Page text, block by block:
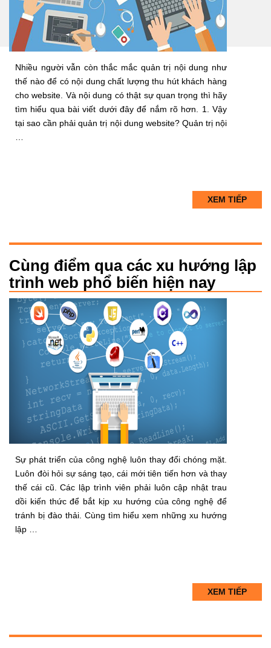
Nhiều người vẫn còn thắc mắc quản trị nội dung như
thế nào để có nội dung chất lượng thu hút khách hàng
cho website. Và nội dung có thật sự quan trọng thì hãy
tìm hiểu qua bài viết dưới đây để nắm rõ hơn. 1. Vậy
tại sao cần phải quản trị nội dung website? Quản trị nội
XEM TIẾP
Cùng điểm qua các xu hướng lập
trình web phổ biến hiện nay
Sự phát triển của công nghệ luôn thay đổi chóng mặt.
Luôn đòi hỏi sự sáng tạo, cái mới tiên tiến hơn và thay
thế cái cũ. Các lập trình viên phải luôn cập nhật trau
dồi kiến thức để bắt kịp xu hướng của công nghệ để
tránh bị đào thải. Cùng tìm hiểu xem những xu hướng
lập …
XEM TIẾP